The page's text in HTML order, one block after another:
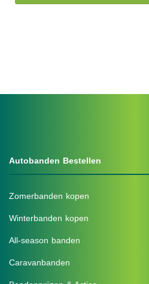
Autobanden Bestellen
Zomerbanden kopen
Winterbanden kopen
All-season banden
Caravanbanden